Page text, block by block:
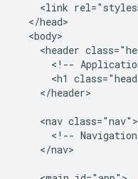
<link
  </head>
  <body>
<header
<!--
<h1
    </header>
    <nav class="nav">
<!--
    </nav>